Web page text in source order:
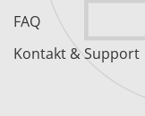
FAQ
Kontakt & Support